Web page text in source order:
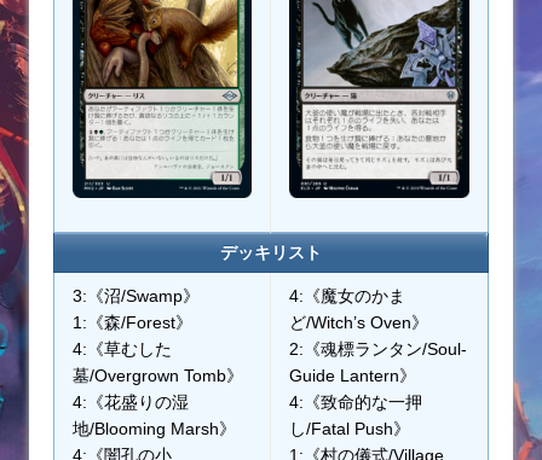
デッキリスト
3:《沼/Swamp》
1:《森/Forest》
4:《草むした
墓/Overgrown Tomb》
4:《花盛りの湿
地/Blooming Marsh》
4:《闇孔の小
4:《魔女のかま
ど/Witch’s Oven》
2:《魂標ランタン/Soul-
Guide Lantern》
4:《致命的な一押
し/Fatal Push》
1:《村の儀式/Village